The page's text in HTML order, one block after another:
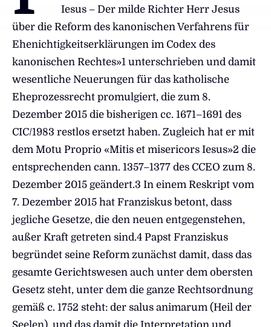
Iesus – Der milde Richter Herr Jesus
über die Reform des kanonischen Verfahrens für
Ehenichtigkeitserklärungen im Codex des
kanonischen Rechtes»1 unterschrieben und damit
wesentliche Neuerungen für das katholische
Eheprozessrecht promulgiert, die zum 8.
Dezember 2015 die bisherigen cc. 1671–1691 des
CIC/1983 restlos ersetzt haben. Zugleich hat er mit
dem Motu Proprio «Mitis et misericors Iesus»2 die
entsprechenden cann. 1357–1377 des CCEO zum 8.
Dezember 2015 geändert.3 In einem Reskript vom
7. Dezember 2015 hat Franziskus betont, dass
jegliche Gesetze, die den neuen entgegenstehen,
außer Kraft getreten sind.4 Papst Franziskus
begründet seine Reform zunächst damit, dass das
gesamte Gerichtswesen auch unter dem obersten
Gesetz steht, unter dem die ganze Rechtsordnung
gemäß c. 1752 steht: der salus animarum (Heil der